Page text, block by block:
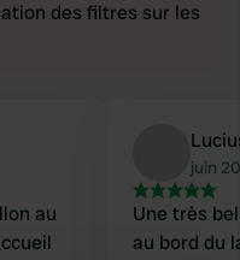
des filtres sur les
au
juin
Une très
au bord du